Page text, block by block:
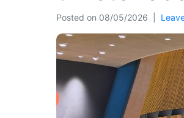
Posted on 08/05/2026